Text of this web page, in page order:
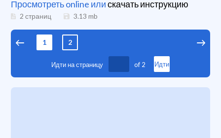
Просмотреть online илискачать инструкцию
2 страниц 3.13 mb
1 2
Идти на страницу of 2 Идти